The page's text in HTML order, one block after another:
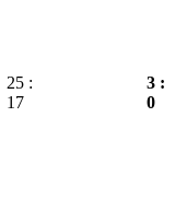
25 :
17
3 :
0